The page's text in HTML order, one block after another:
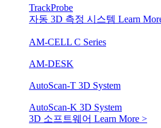
TrackProbe
자동 3D 측정 시스템 Learn
AM-CELL C Series
AM-DESK
AutoScan-T 3D System
AutoScan-K 3D System
3D 소프트웨어 Learn More >